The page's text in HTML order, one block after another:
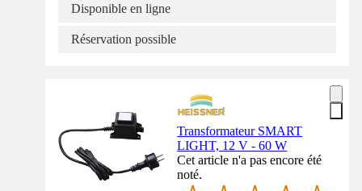
Disponible en ligne
Réservation possible
Transformateur SMART
LIGHT, 12 V - 60 W
Cet article n'a pas encore été
noté.